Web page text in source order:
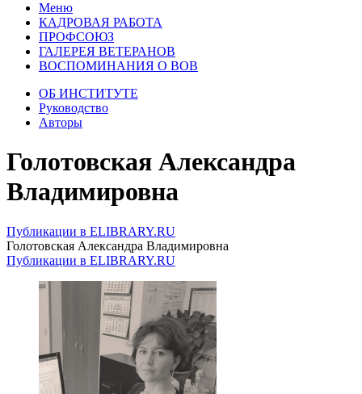
Меню
КАДРОВАЯ РАБОТА
ПРОФСОЮЗ
ГАЛЕРЕЯ ВЕТЕРАНОВ
ВОСПОМИНАНИЯ О ВОВ
ОБ ИНСТИТУТЕ
Руководство
Авторы
Голотовская Александра
Владимировна
Публикации в ELIBRARY.RU
Голотовская Александра Владимировна
Публикации в ELIBRARY.RU